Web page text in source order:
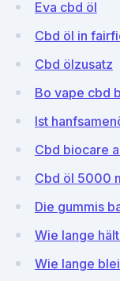
Eva cbd öl
Cbd öl in
Cbd ölzusatz
Bo vape cbd
Ist
Cbd biocare
Cbd öl 5000
Die gummis
Wie lange
Wie lange